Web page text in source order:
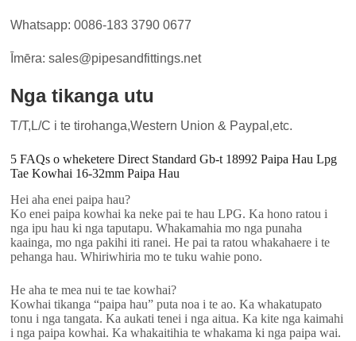
Whatsapp: 0086-183 3790 0677
Īmēra: sales@pipesandfittings.net
Nga tikanga utu
T/T,L/C i te tirohanga,Western Union & Paypal,etc.
5 FAQs o wheketere Direct Standard Gb-t 18992 Paipa Hau Lpg
Tae Kowhai 16-32mm Paipa Hau
Hei aha enei paipa hau?
Ko enei paipa kowhai ka neke pai te hau LPG. Ka hono ratou i
nga ipu hau ki nga taputapu. Whakamahia mo nga punaha
kaainga, mo nga pakihi iti ranei. He pai ta ratou whakahaere i te
pehanga hau. Whiriwhiria mo te tuku wahie pono.
He aha te mea nui te tae kowhai?
Kowhai tikanga “paipa hau” puta noa i te ao. Ka whakatupato
tonu i nga tangata. Ka aukati tenei i nga aitua. Ka kite nga kaimahi
i nga paipa kowhai. Ka whakaitihia te whakama ki nga paipa wai.